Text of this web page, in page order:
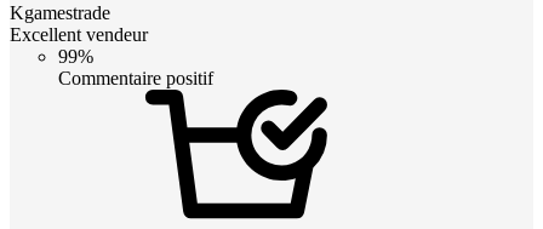
Kgamestrade
Excellent vendeur
99%
Commentaire positif